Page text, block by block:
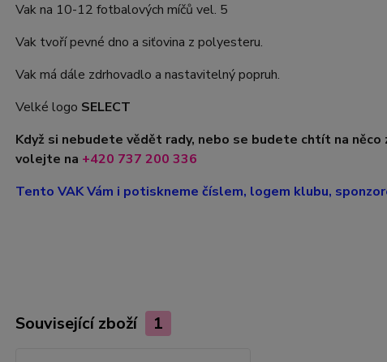
Vak na 10-12 fotbalových míčů vel. 5
Vak tvoří pevné dno a siťovina z polyesteru.
Vak má dále zdrhovadlo a nastavitelný popruh.
Velké logo SELECT
Když si nebudete vědět rady, nebo se budete chtít na
volejte na +420 737 200 336
Tento VAK Vám i potiskneme číslem, logem klubu,
Související zboží 1